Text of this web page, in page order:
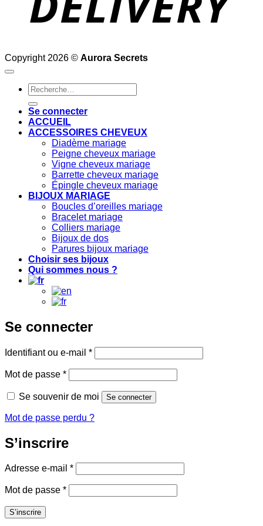
Copyright 2026 © Aurora Secrets
Recherche
pour :
Se connecter
ACCUEIL
ACCESSOIRES CHEVEUX
Diadème mariage
Peigne cheveux mariage
Vigne cheveux mariage
Barrette cheveux mariage
Épingle cheveux mariage
BIJOUX MARIAGE
Boucles d’oreilles mariage
Bracelet mariage
Colliers mariage
Bijoux de dos
Parures bijoux mariage
Choisir ses bijoux
Qui sommes nous ?
Se connecter
Identifiant ou e-mail *Obligatoire
Mot de passe *Obligatoire
Se souvenir de moi Se connecter
Mot de passe perdu ?
S’inscrire
Adresse e-mail *Obligatoire
Mot de passe *Obligatoire
S’inscrire